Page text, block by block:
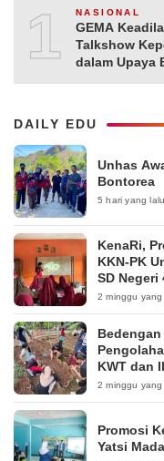
10NASIONAL
GEMA
Talkshow
dalam Upaya
DAILY EDU
Unhas
Bontorea
5 hari yang lalu
KenaRi,
KKN-PK
SD Negeri
2 minggu yang
KWT dan
Pakintelan
2 minggu yang
Promosi
Yatsi